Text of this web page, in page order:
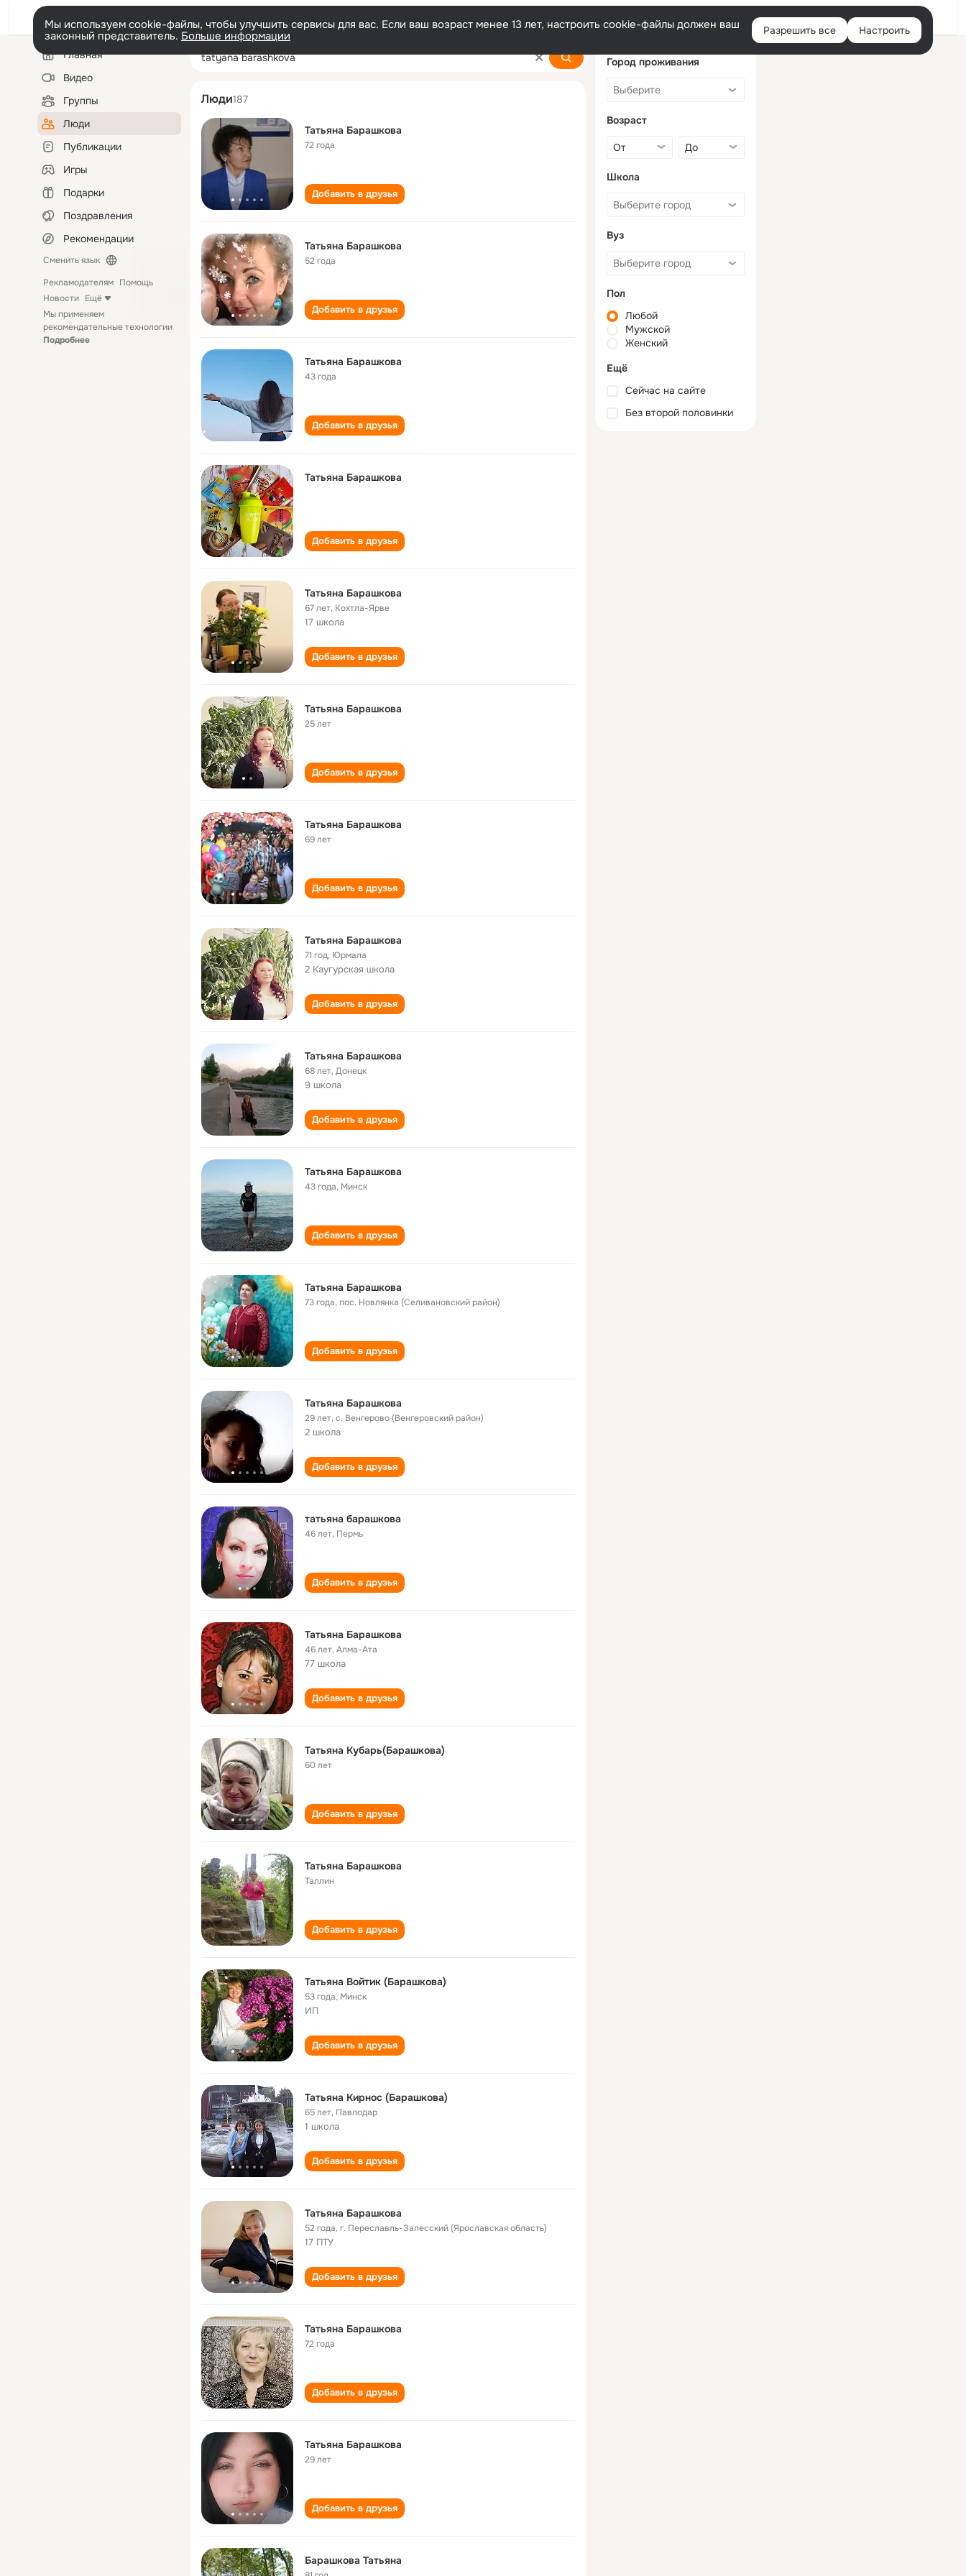
Войти
Мы используем cookie-файлы, чтобы улучшить сервисы для вас. Если ваш возраст менее 13 лет, настроить cookie-файлы должен ваш
законный представитель. Больше информации Разрешить все Настроить
Левая
колонкаГлавная
Видео
Группы
Люди
Публикации
Игры
Подарки
Поздравления
Рекомендации
Сменить язык
Рекламодателям Помощь
Новости Ещё
Мы применяем
рекомендательные технологии
Подробнее
tatyana barashkova
Люди187
Татьяна Барашкова
72 года
Добавить в друзья
Татьяна Барашкова
52 года
Добавить в друзья
Татьяна Барашкова
43 года
Добавить в друзья
Татьяна Барашкова
Добавить в друзья
Татьяна Барашкова
67 лет, Кохтла-Ярве
17 школа
Добавить в друзья
Татьяна Барашкова
25 лет
Добавить в друзья
Татьяна Барашкова
69 лет
Добавить в друзья
Татьяна Барашкова
71 год, Юрмала
2 Каугурская школа
Добавить в друзья
Татьяна Барашкова
68 лет,Донецк
9 школа
Добавить в друзья
Татьяна Барашкова
43 года, Минск
Добавить в друзья
Татьяна Барашкова
73 года,пос. Новлянка (Селивановский район)
Добавить в друзья
Татьяна Барашкова
29 лет,с. Венгерово (Венгеровский район)
2 школа
Добавить в друзья
татьяна барашкова
46 лет, Пермь
Добавить в друзья
Татьяна Барашкова
46 лет,Алма-Ата
77 школа
Добавить в друзья
Татьяна Кубарь(Барашкова)
60 лет
Добавить в друзья
Татьяна Барашкова
Таллин
Добавить в друзья
Татьяна Войтик (Барашкова)
53 года, Минск
ИП
Добавить в друзья
Татьяна Кирнос (Барашкова)
65 лет, Павлодар
1 школа
Добавить в друзья
Татьяна Барашкова
52 года,г. Переславль-Залесский (Ярославская область)
17 ПТУ
Добавить в друзья
Татьяна Барашкова
72 года
Добавить в друзья
Татьяна Барашкова
29 лет
Добавить в друзья
Барашкова Татьяна
Город проживания
Возраст
Школа
Вуз
Пол
Любой
Мужской
Женский
Ещё
Сейчас на сайте
Без второй половинки